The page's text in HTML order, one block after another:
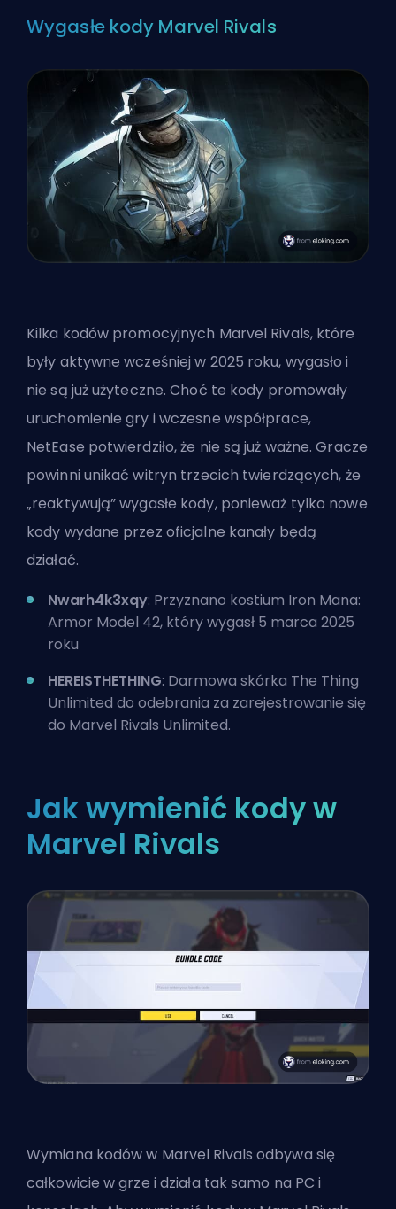
Wygasłe kody Marvel Rivals
Kilka kodów promocyjnych Marvel Rivals, które
były aktywne wcześniej w 2025 roku, wygasło i
nie są już użyteczne. Choć te kody promowały
uruchomienie gry i wczesne współprace,
NetEase potwierdziło, że nie są już ważne. Gracze
powinni unikać witryn trzecich twierdzących, że
„reaktywują” wygasłe kody, ponieważ tylko nowe
kody wydane przez oficjalne kanały będą
działać.
Nwarh4k3xqy: Przyznano kostium Iron Mana:
Armor Model 42, który wygasł 5 marca 2025
roku
HEREISTHETHING: Darmowa skórka The Thing
Unlimited do odebrania za zarejestrowanie się
do Marvel Rivals Unlimited.
Jak wymienić kody w
Marvel Rivals
Wymiana kodów w Marvel Rivals odbywa się
całkowicie w grze i działa tak samo na PC i